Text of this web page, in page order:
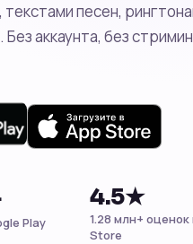
песен,
аккаунта, без
Play
4.5★
1.28 млн+ оценок
Store